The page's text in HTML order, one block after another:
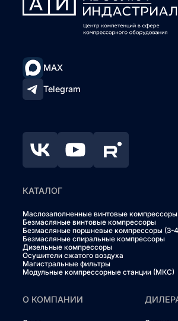
MAX
Telegram
КАТАЛОГ
Маслозаполненные винтовые компрессоры
Безмасляные винтовые компрессоры
Безмасляные поршневые компрессоры (3-
Безмасляные спиральные компрессоры
Дизельные компрессоры
Осушители сжатого воздуха
Магистральные фильтры
Модульные компрессорные станции (МКС)
О КОМПАНИИ